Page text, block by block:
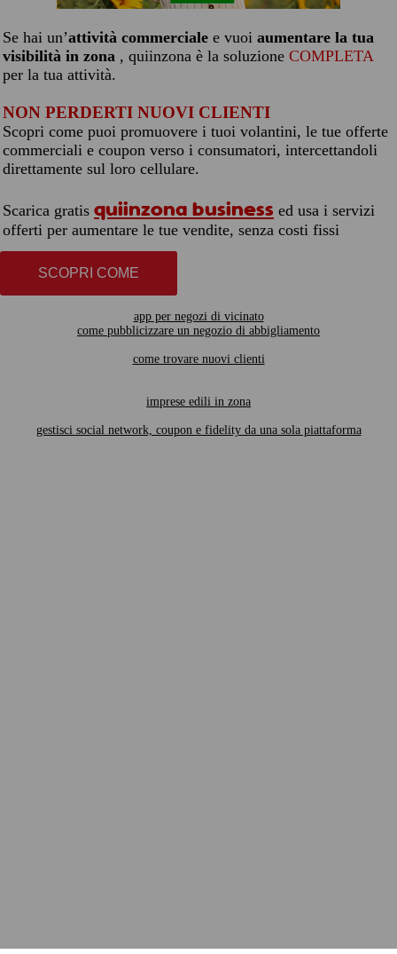
Se hai un’attività commerciale e vuoi aumentare la tua
visibilità in zona , quiinzona è la soluzione COMPLETA
per la tua attività.
NON PERDERTI NUOVI CLIENTI
Scopri come puoi promuovere i tuoi volantini, le tue offerte
commerciali e coupon verso i consumatori, intercettandoli
direttamente sul loro cellulare.
Scarica gratis quiinzona business ed usa i servizi
offerti per aumentare le tue vendite, senza costi fissi
SCOPRI COME
app per negozi di vicinato
come pubblicizzare un negozio di abbigliamento
come trovare nuovi clienti
imprese edili in zona
gestisci social network, coupon e fidelity da una sola piattaforma